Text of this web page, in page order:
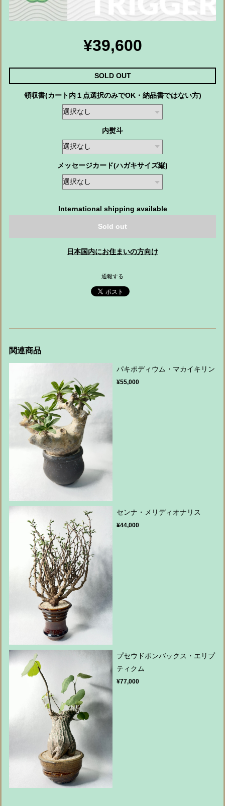
¥39,600
SOLD OUT
領収書(カート内１点選択のみでOK・納品書ではない方)
内熨斗
メッセージカード(ハガキサイズ縦)
International shipping available
Sold out
日本国内にお住まいの方向け
通報する
関連商品
パキポディウム・マカイキリン
¥55,000
センナ・メリディオナリス
¥44,000
プセウドボンバックス・エリプ
ティクム
¥77,000